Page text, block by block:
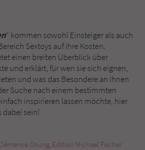
“ kommen sowohl Einsteiger als auch
Sextoys auf ihre Kosten.
einen breiten Überblick über
und erklärt, für wen sie sich eignen,
und was das Besondere an ihnen
Suche nach einem bestimmten
inspirieren lassen möchte, hier
dabei sein!
Chung, Edition Michael Fischer